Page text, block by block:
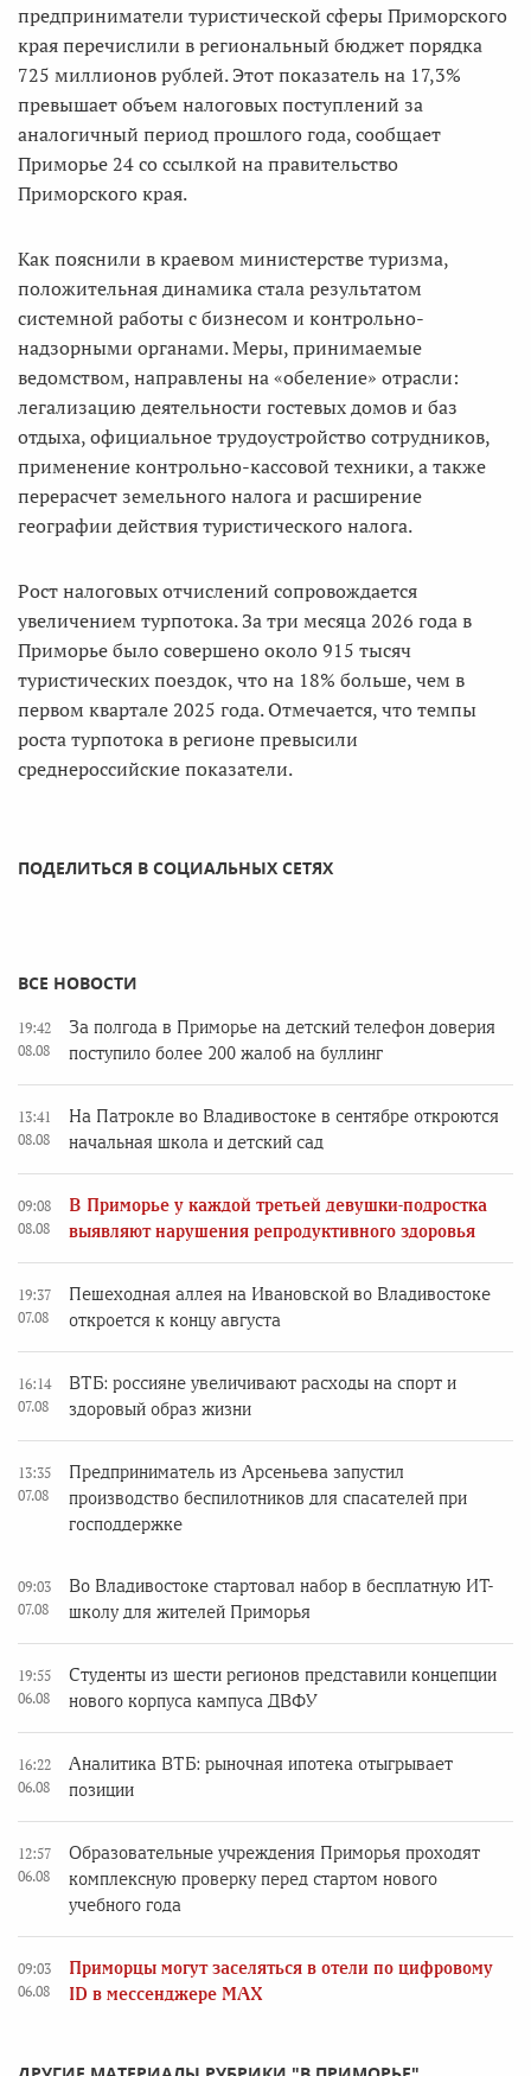
предприниматели туристической сферы Приморского
края перечислили в региональный бюджет порядка
725 миллионов рублей. Этот показатель на 17,3%
превышает объем налоговых поступлений за
аналогичный период прошлого года, сообщает
Приморье 24 со ссылкой на правительство
Приморского края.
Как пояснили в краевом министерстве туризма,
положительная динамика стала результатом
системной работы с бизнесом и контрольно-
надзорными органами. Меры, принимаемые
ведомством, направлены на «обеление» отрасли:
легализацию деятельности гостевых домов и баз
отдыха, официальное трудоустройство сотрудников,
применение контрольно-кассовой техники, а также
перерасчет земельного налога и расширение
географии действия туристического налога.
Рост налоговых отчислений сопровождается
увеличением турпотока. За три месяца 2026 года в
Приморье было совершено около 915 тысяч
туристических поездок, что на 18% больше, чем в
первом квартале 2025 года. Отмечается, что темпы
роста турпотока в регионе превысили
среднероссийские показатели.
ПОДЕЛИТЬСЯ В СОЦИАЛЬНЫХ СЕТЯХ
ВСЕ НОВОСТИ
19:42
08.08
За полгода в Приморье на детский телефон доверия
поступило более 200 жалоб на буллинг
13:41
08.08
На Патрокле во Владивостоке в сентябре откроются
начальная школа и детский сад
09:08
08.08
В Приморье у каждой третьей девушки-подростка
выявляют нарушения репродуктивного здоровья
19:37
07.08
Пешеходная аллея на Ивановской во Владивостоке
откроется к концу августа
16:14
07.08
ВТБ: россияне увеличивают расходы на спорт и
здоровый образ жизни
13:35
07.08
Предприниматель из Арсеньева запустил
производство беспилотников для спасателей при
господдержке
09:03
07.08
Во Владивостоке стартовал набор в бесплатную ИТ-
школу для жителей Приморья
19:55
06.08
Студенты из шести регионов представили концепции
нового корпуса кампуса ДВФУ
16:22
06.08
Аналитика ВТБ: рыночная ипотека отыгрывает
позиции
12:57
06.08
Образовательные учреждения Приморья проходят
комплексную проверку перед стартом нового
учебного года
09:03
06.08
Приморцы могут заселяться в отели по цифровому
ID в мессенджере MAX